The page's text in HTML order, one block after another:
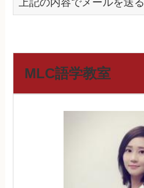
上記の内容でメールを送る
MLC語学教室